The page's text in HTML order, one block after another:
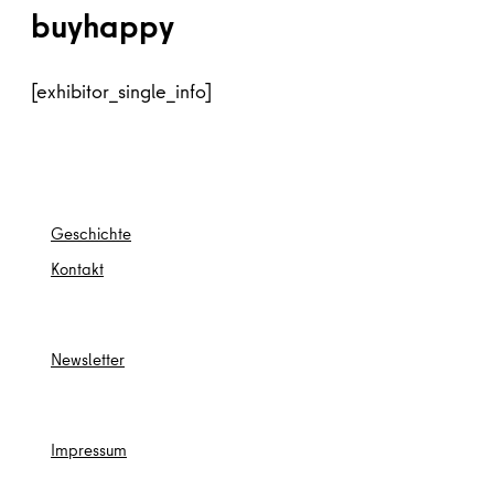
buyhappy
[exhibitor_single_info]
Geschichte
Kontakt
Newsletter
Impressum